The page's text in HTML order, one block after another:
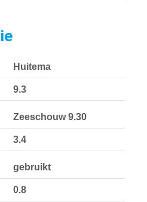
Huitema
9.3
Zeeschouw 9.30
3.4
gebruikt
0.8